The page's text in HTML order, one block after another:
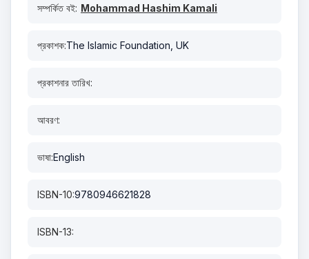
সম্পর্কিত বই: Mohammad Hashim Kamali
প্রকাশক:The Islamic Foundation, UK
প্রকাশনার তারিখ:
আবরণ:
ভাষা:English
ISBN-10:9780946621828
ISBN-13: